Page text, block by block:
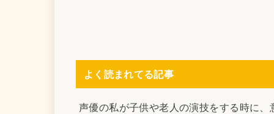
よく読まれてる記事
声優の私が子供や老人の演技をする時に、